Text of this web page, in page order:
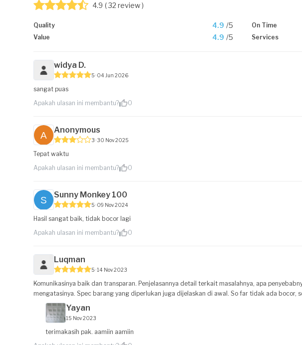
4.9 ( 32 review )
Quality 4.9 /5 On Time
Value 4.9 /5 Services
widya D.
5 04 Jun 2026
sangat puas
Apakah ulasan ini membantu?
0
Anonymous
3 30 Nov 2025
Tepat waktu
Apakah ulasan ini membantu?
0
Sunny Monkey 100
5 09 Nov 2024
Hasil sangat baik, tidak bocor lagi
Apakah ulasan ini membantu?
0
Luqman
5 14 Nov 2023
Komunikasinya baik dan transparan. Penjelasannya detail terkait masalahnya, apa
mengatasinya. Spec barang yang diperlukan juga dijelaskan di awal. So far tidak ada bocor,
Yayan
15 Nov 2023
terimakasih pak. aamiin aamiin